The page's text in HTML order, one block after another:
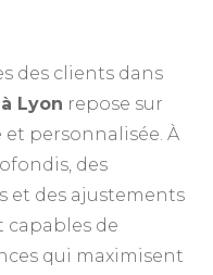
des clients dans
Lyon repose sur
personnalisée. À
des
et des ajustements
capables de
qui maximisent